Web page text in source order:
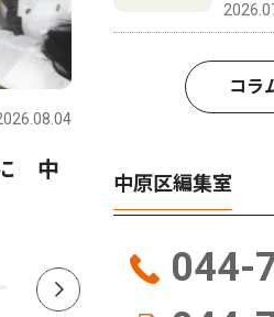
に 中
新城神社 歌手
コラ
中原区編集室
044-